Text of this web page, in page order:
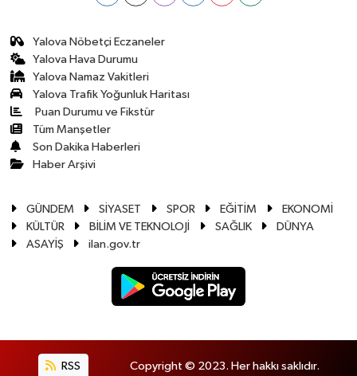
Yalova Nöbetçi Eczaneler
Yalova Hava Durumu
Yalova Namaz Vakitleri
Yalova Trafik Yoğunluk Haritası
Puan Durumu ve Fikstür
Tüm Manşetler
Son Dakika Haberleri
Haber Arşivi
GÜNDEM SİYASET SPOR EĞİTİM
EKONOMİ
KÜLTÜR
BİLİM VE TEKNOLOJİ SAĞLIK
DÜNYA
ASAYİŞ
ilan.gov.tr
RSS Copyright © 2023. Her hakkı saklıdır.